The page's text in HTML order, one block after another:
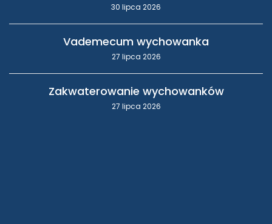
30 lipca 2026
Vademecum wychowanka
27 lipca 2026
Zakwaterowanie wychowanków
27 lipca 2026